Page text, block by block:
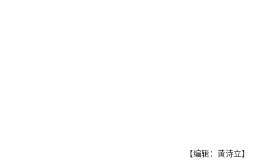
【编辑：黄诗立】